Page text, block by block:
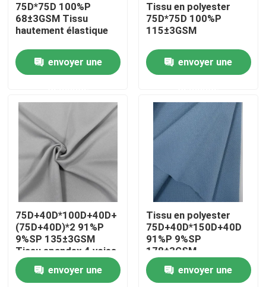
A propos de nous
Visite d'usine
Contact
nouvelles
Tous les cas
Tissu de mémoire de polyester
Tissu de taffetas de polyester
75D*75D 100%P
68±3GSM Tissu
hautement élastique
envoyer une
Tissu en polyester
75D*75D 100%P
115±3GSM
envoyer une
75D+40D*100D+40D+
(75D+40D)*2 91%P
9%SP 135±3GSM
Tissu spandex 4 voies
envoyer une
Tissu en polyester
75D+40D*150D+40D
91%P 9%SP
178±3GSM
envoyer une